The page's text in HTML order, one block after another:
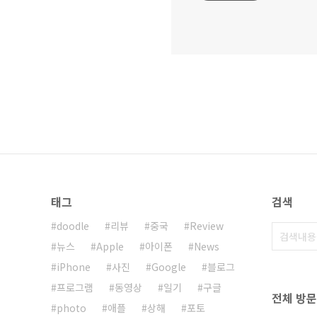
태그
doodle 리뷰 중국
Review
뉴스
Apple 아이폰
News
iPhone
사진 Google
블로그
프로그램
동영상 일기
구글
photo
애플 상해 포토
검색
전체 방